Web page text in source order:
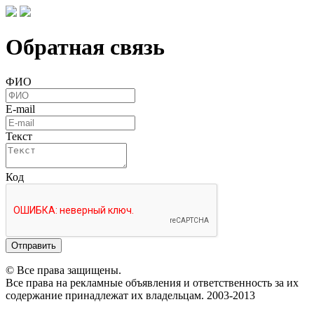
Обратная связь
ФИО
E-mail
Текст
Код
Отправить
© Все права защищены.
Все права на рекламные объявления и ответственность за их
содержание принадлежат их владельцам. 2003-2013